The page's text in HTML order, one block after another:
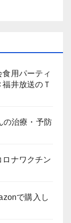
用パーティ
井放送のＴ
の治療・予防
ロナワクチン
で購入し